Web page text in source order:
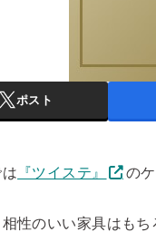
ポスト
『ツイステ』 の
性のいい家具はも